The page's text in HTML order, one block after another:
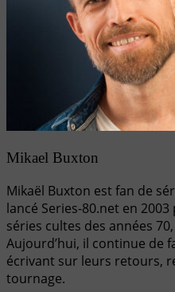
Mikael Buxton
Mikaël Buxton est fan de
lancé Series-80.net en
séries cultes des années
Aujourd’hui, il continue de
écrivant sur leurs retours,
tournage.